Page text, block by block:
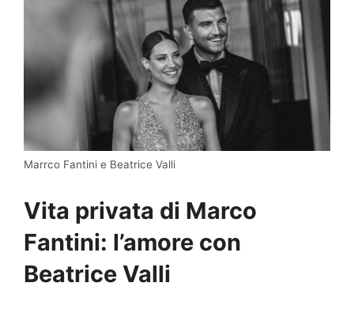
Marrco Fantini e Beatrice Valli
Vita privata di Marco
Fantini: l’amore con
Beatrice Valli